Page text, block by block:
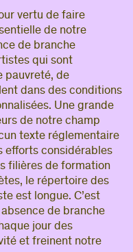
vertu de faire
de notre
de branche
qui sont
pauvreté, de
dans des conditions
Une grande
de notre champ
texte réglementaire
efforts considérables
filières de formation
le répertoire des
est longue. C’est
de branche
jour des
et freinent notre